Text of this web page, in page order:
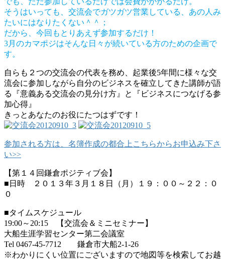
そうはいっても、交流会でガツガツ営業している、あの人み
たいにはなりたくない＾＾；
だから、今回もとりあえず参加するだけ！
3月のカマポジはそんな日々が続いている方のための企画で
す。
自らも２つの交流会の代表を務め、起業後5年間に様々な交
流会に参加しながら自分のビジネスを確立してきた講師が語
る『意義ある交流会の見分け方』と『ビジネスにつなげる参
加心得』
きっとあなたのお役にたつはずです！
参加される方は、名簿作成の都合上こちらからお申込み下さ
い>>
【第１４回鎌倉ポジティブ会】
■日時 ２０１３年３月１８日（月）１９：００～２２：０
０
■タイムスケジュール
19:00～20:15 【交流会＆ミニセミナー】
大船生涯学習センター第二会議室
Tel 0467-45-7712 鎌倉市大船2-1-26
※わかりにくい位置にございますので地図等を検索してお越